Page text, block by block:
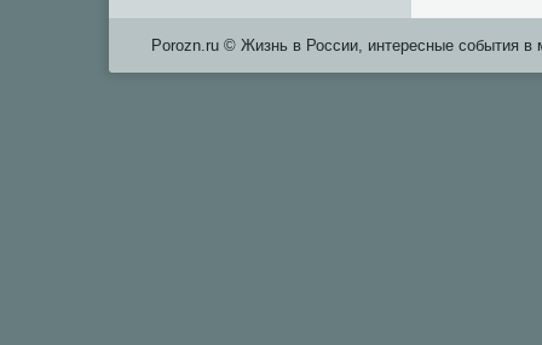
Porozn.ru © Жизнь в России, интересные события в